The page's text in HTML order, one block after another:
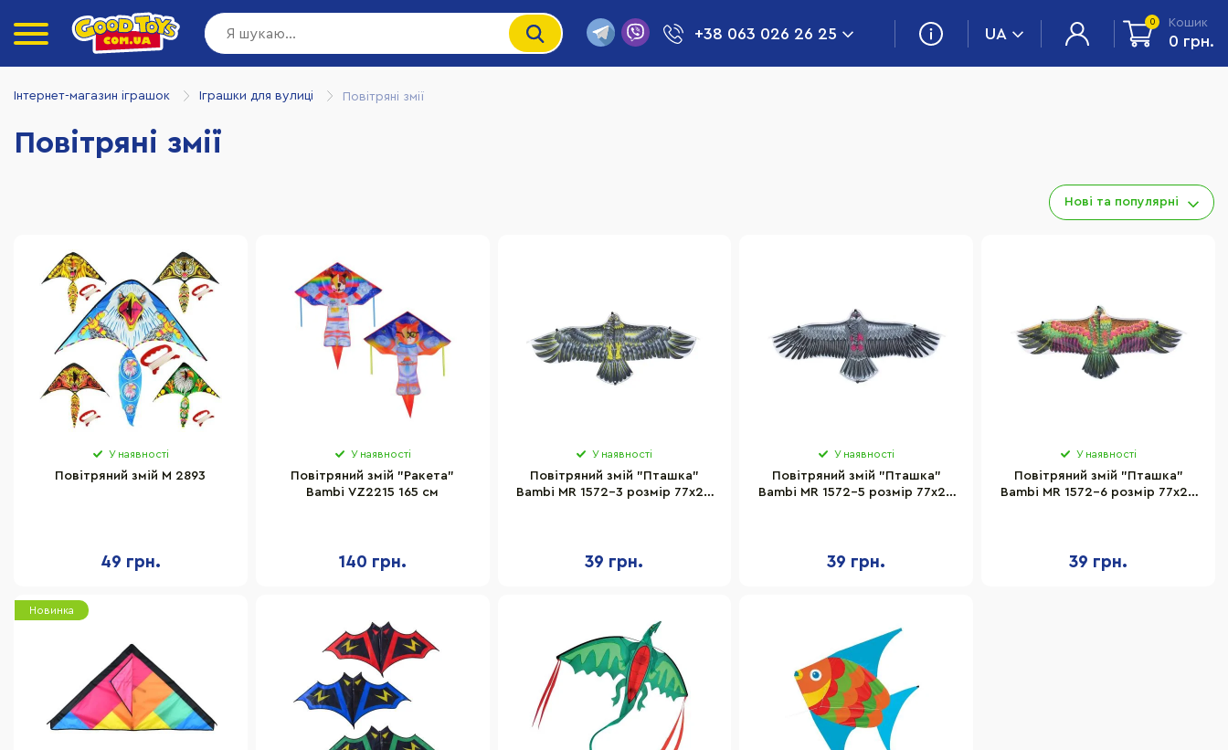
+38 063 026 26 25 UA
0 Кошик
0 грн.
Інтернет-магазин іграшок Іграшки для вулиці Повітряні змії
Повітряні змії
Нові та популярні
У наявності
Повітряний змій M 2893
49 грн.
У наявності
Повітряний змій "Ракета"
Bambi VZ2215 165 см
140 грн.
У наявності
Повітряний змій "Пташка"
Bambi MR 1572-3 розмір 77х22
39 грн.
У наявності
Повітряний змій "Пташка"
Bambi MR 1572-5 розмір 77х22
39 грн.
У наявності
Повітряний змій "Пташка"
Bambi MR 1572-6 розмір 77х22
39 грн.
Новинка